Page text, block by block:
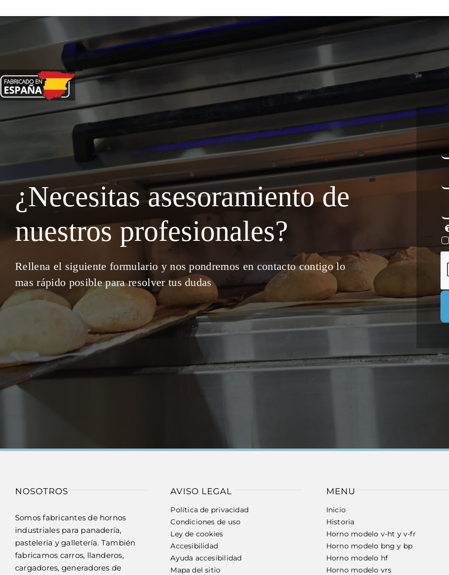
¿Necesitas asesoramiento de
nuestros profesionales?
Rellena el siguiente formulario y nos pondremos en contacto contigo lo
mas rápido posible para resolver tus dudas
NOSOTROS
Somos fabricantes de hornos
industriales para panadería,
pastelería y galletería. También
fabricamos carros, llanderos,
cargadores, generadores de
AVISO LEGAL
Política de privacidad
Condiciones de uso
Ley de cookies
Accesibilidad
Ayuda accesibilidad
Mapa del sitio
MENU
Inicio
Historia
Horno modelo v-ht y v-fr
Horno modelo bng y bp
Horno modelo hf
Horno modelo vrs